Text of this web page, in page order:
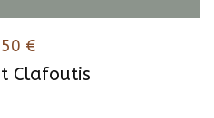
Clafoutis
€